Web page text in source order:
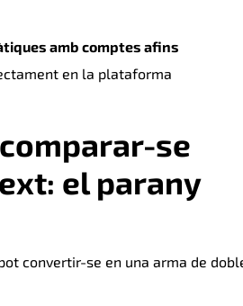
amb comptes afins
en la plataforma
se
el parany
convertir-se en una arma de